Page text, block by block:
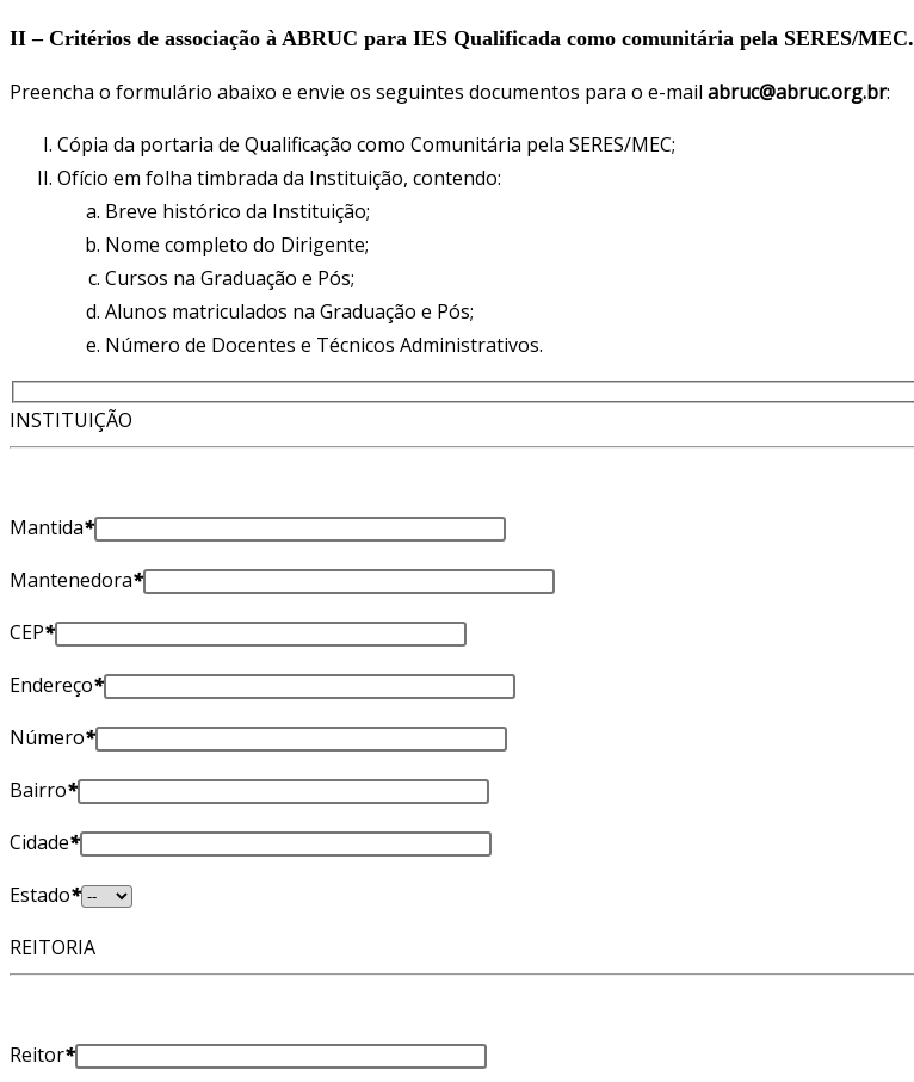
II – Critérios de associação à ABRUC para IES Qualificada como comunitária pela SERES/MEC.
Preencha o formulário abaixo e envie os seguintes documentos para o e-mail abruc@abruc.org.br:
Cópia da portaria de Qualificação como Comunitária pela SERES/MEC;
Ofício em folha timbrada da Instituição, contendo:
Breve histórico da Instituição;
Nome completo do Dirigente;
Cursos na Graduação e Pós;
Alunos matriculados na Graduação e Pós;
Número de Docentes e Técnicos Administrativos.
INSTITUIÇÃO
Mantida*
Mantenedora*
CEP*
Endereço*
Número*
Bairro*
Cidade*
Estado*
REITORIA
Reitor*